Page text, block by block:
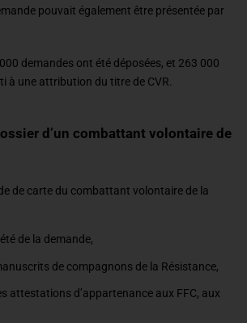
pouvait également être présentée par
demandes ont été déposées, et 263 000
à une attribution du titre de CVR.
d’un combattant volontaire de
de carte du combattant volontaire de la
de la demande,
de compagnons de la Résistance,
attestations d’appartenance aux FFC, aux